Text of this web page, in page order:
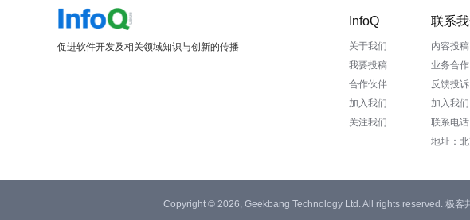
促进软件开发及相关领域知识与创新的传播
InfoQ
关于我们
我要投稿
合作伙伴
加入我们
关注我们
联系
内容投
业务合
反馈投
加入我
联系电
地址：
Copyright © 2026, Geekbang Technology Ltd. All rights reserved. 极客